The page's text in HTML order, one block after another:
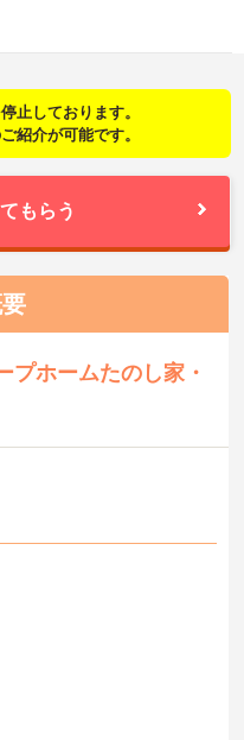
止しております。
紹介が可能です。
もらう
プホームたのし家・